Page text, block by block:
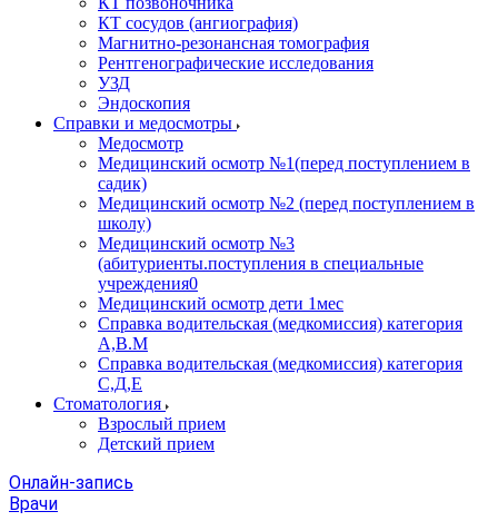
КТ сосудов (ангиография)
Магнитно-резонансная томография
Рентгенографические исследования
УЗД
Эндоскопия
Справки и медосмотры
Медосмотр
Медицинский осмотр №1(перед поступлением в
садик)
Медицинский осмотр №2 (перед поступлением в
школу)
Медицинский осмотр №3
(абитуриенты.поступления в специальные
учреждения0
Медицинский осмотр дети 1мес
Справка водительская (медкомиссия) категория
А,В.М
Справка водительская (медкомиссия) категория
С,Д,Е
Стоматология
Взрослый прием
Детский прием
Онлайн-запись
Врачи